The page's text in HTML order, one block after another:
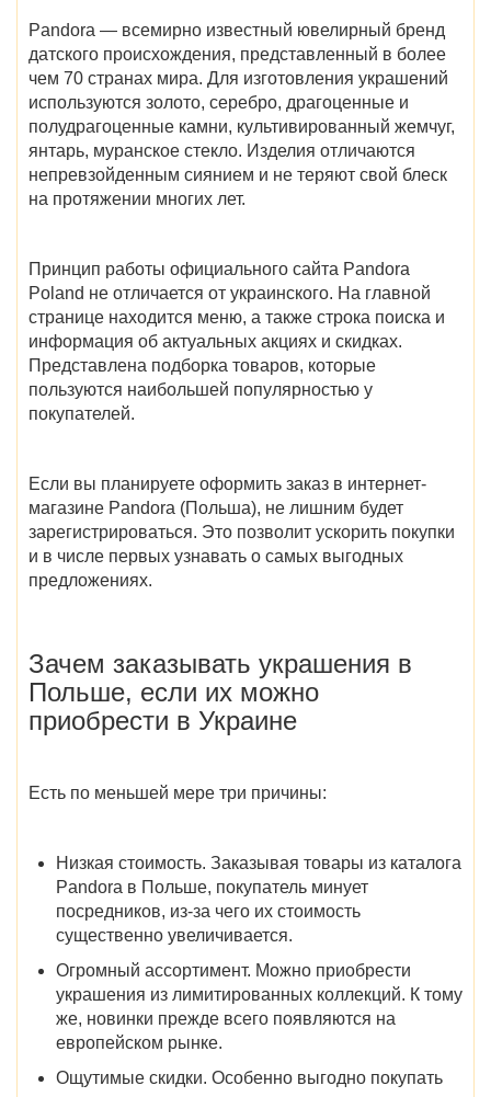
Pandora — всемирно известный ювелирный бренд
датского происхождения, представленный в более
чем 70 странах мира. Для изготовления украшений
используются золото, серебро, драгоценные и
полудрагоценные камни, культивированный жемчуг,
янтарь, муранское стекло. Изделия отличаются
непревзойденным сиянием и не теряют свой блеск
на протяжении многих лет.
Принцип работы официального сайта Pandora
Poland не отличается от украинского. На главной
странице находится меню, а также строка поиска и
информация об актуальных акциях и скидках.
Представлена подборка товаров, которые
пользуются наибольшей популярностью у
покупателей.
Если вы планируете оформить заказ в интернет-
магазине Pandora (Польша), не лишним будет
зарегистрироваться. Это позволит ускорить покупки
и в числе первых узнавать о самых выгодных
предложениях.
Зачем заказывать украшения в
Польше, если их можно
приобрести в Украине
Есть по меньшей мере три причины:
Низкая стоимость. Заказывая товары из каталога
Pandora в Польше, покупатель минует
посредников, из-за чего их стоимость
существенно увеличивается.
Огромный ассортимент. Можно приобрести
украшения из лимитированных коллекций. К тому
же, новинки прежде всего появляются на
европейском рынке.
Ощутимые скидки. Особенно выгодно покупать